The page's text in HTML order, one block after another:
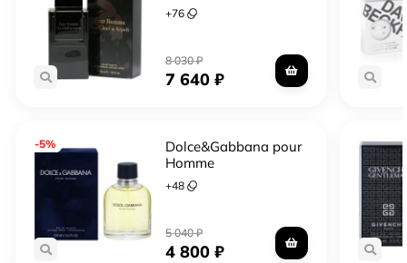
+76
8 030₽
7 640₽
-5%
Dolce&Gabbana pour
Homme
+48
5 040₽
4 800₽